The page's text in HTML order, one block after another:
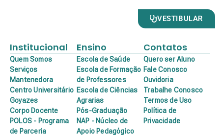
VESTIBULAR
Institucional
Quem Somos
Serviços
Mantenedora
Centro Universitário
Goyazes
Corpo Docente
POLOS - Programa
de Parceria
Ensino
Escola de Saúde
Escola de Formação
de Professores
Escola de Ciências
Agrarias
Pós-Graduação
NAP - Núcleo de
Apoio Pedagógico
Contatos
Quero ser Aluno
Fale Conosco
Ouvidoria
Trabalhe Conosco
Termos de Uso
Política de
Privacidade